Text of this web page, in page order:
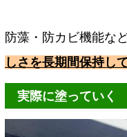
防藻・防カビ機能な
しさを長期間保持し
実際に塗っていく